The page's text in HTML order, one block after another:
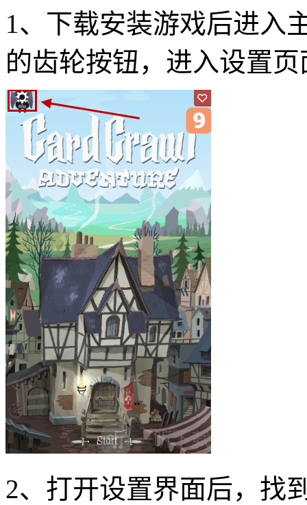
1、下载安装游戏后进入
的齿轮按钮，进入设置页
2、打开设置界面后，找